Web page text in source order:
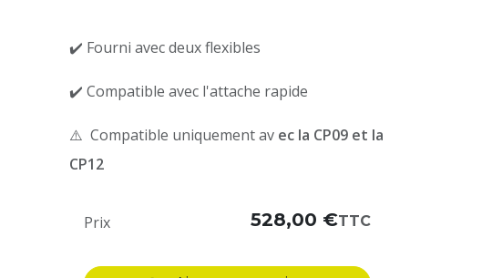
✔️ Fourni avec deux flexibles
✔️ Compatible avec l'attache rapide
⚠️ Compatible uniquement av ec la CP09 et la
CP12
Prix 528,00 €TTC